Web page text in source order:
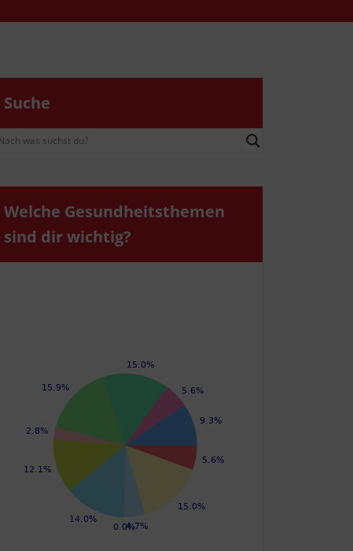
Suche
Wel­che Gesund­heits­the­men
sind dir wichtig?